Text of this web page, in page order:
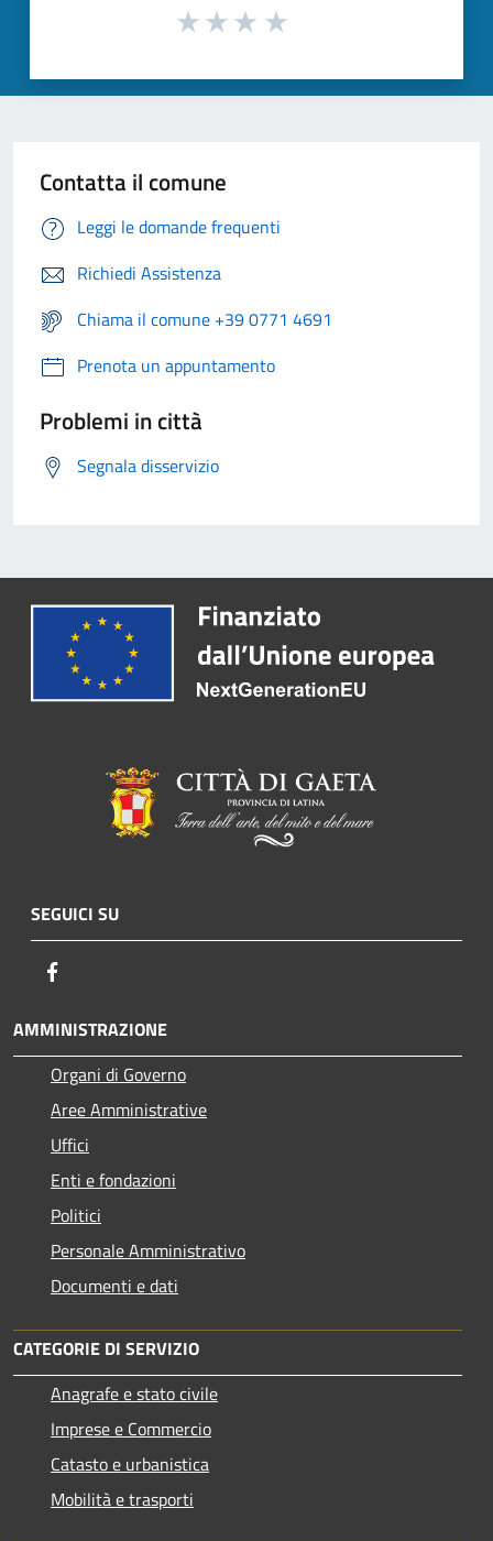
Contatta il comune
Leggi le domande frequenti
Richiedi Assistenza
Chiama il comune +39 0771 4691
Prenota un appuntamento
Problemi in città
Segnala disservizio
SEGUICI SU
AMMINISTRAZIONE
Organi di Governo
Aree Amministrative
Uffici
Enti e fondazioni
Politici
Personale Amministrativo
Documenti e dati
CATEGORIE DI SERVIZIO
Anagrafe e stato civile
Imprese e Commercio
Catasto e urbanistica
Mobilità e trasporti